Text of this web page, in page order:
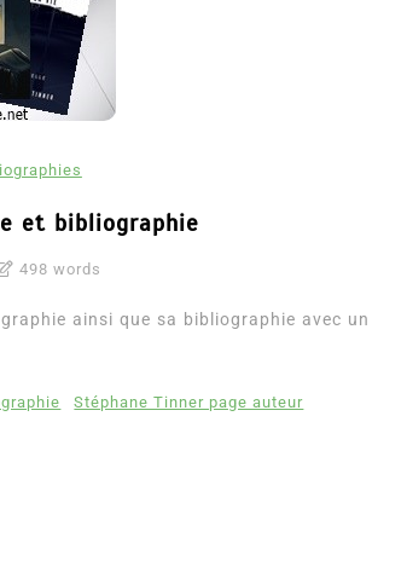
et bibliographie
498 words
ainsi que sa bibliographie avec un
Stéphane Tinner page auteur